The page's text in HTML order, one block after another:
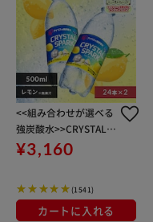
<<組み合わせが選べる
強炭酸水>>CRYSTAL S
PARK 500ml×48本 レ
モン×レモン
¥3,160
(1541)
カートに入れる